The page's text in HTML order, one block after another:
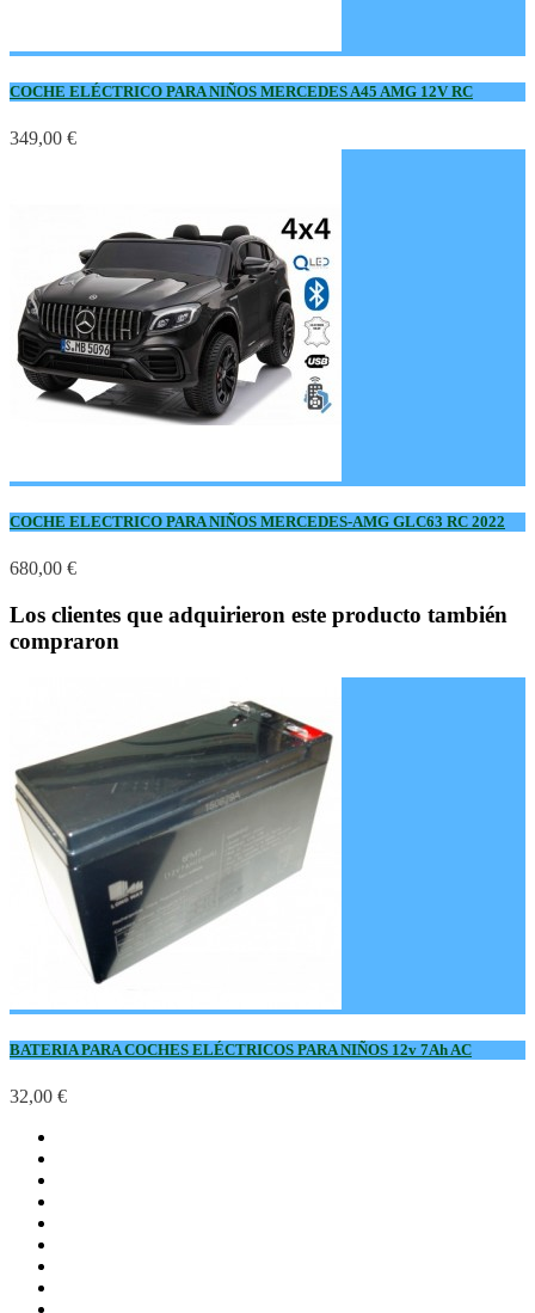
COCHE ELÉCTRICO PARA NIÑOS MERCEDES A45 AMG 12V RC
349,00 €
COCHE ELECTRICO PARA NIÑOS MERCEDES-AMG GLC63 RC 2022
680,00 €
Los clientes que adquirieron este producto también
compraron
BATERIA PARA COCHES ELÉCTRICOS PARA NIÑOS 12v 7Ah AC
32,00 €